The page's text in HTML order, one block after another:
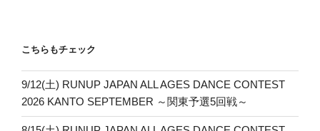
こちらもチェック
9/12(土) RUNUP JAPAN ALL AGES DANCE CONTEST
2026 KANTO SEPTEMBER ～関東予選5回戦～